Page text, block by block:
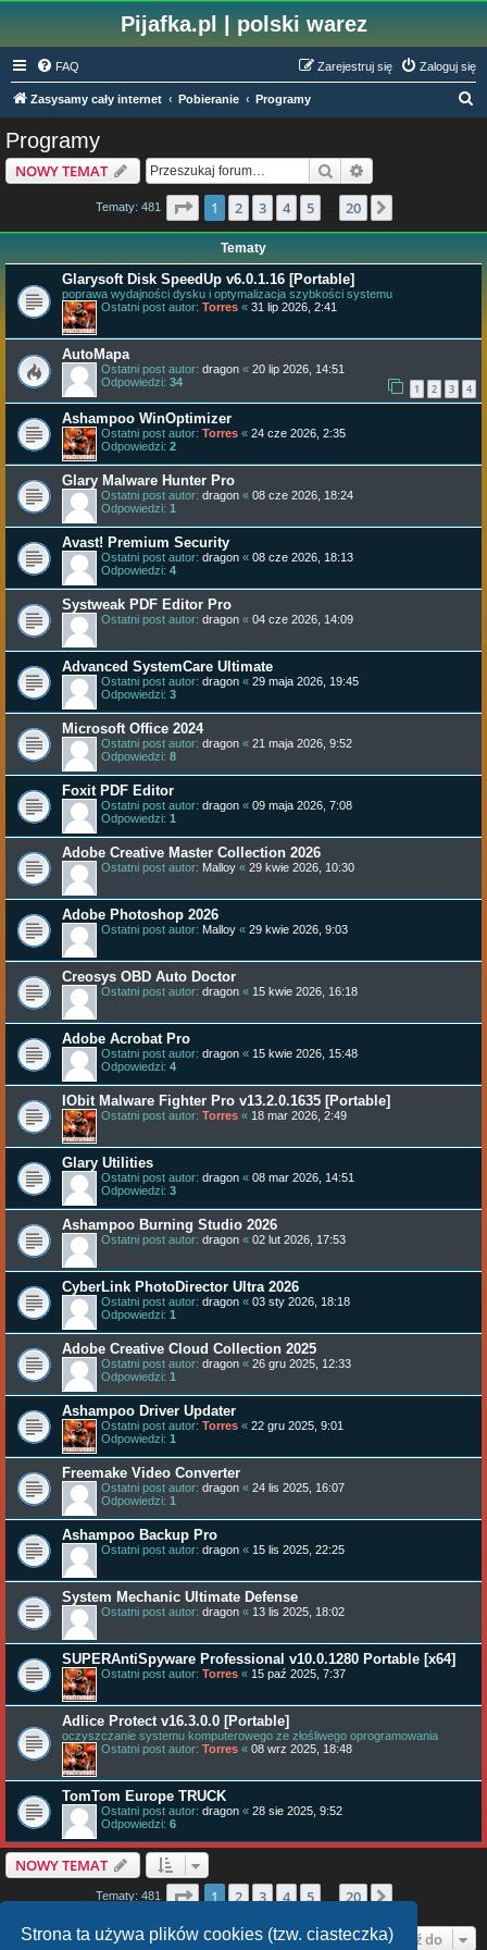
Strona ta używa plików cookies (tzw. ciasteczka)
Pijafka.pl | polski warez
FAQ Zaloguj się
Zarejestruj się
Zasysamy cały internet Pobieranie Programy
Programy
NOWY TEMAT Szukaj
Tematy: 481 Strona1 z20
1 2 3 4 5 20
Tematy
Glarysoft Disk SpeedUp v6.0.1.16 [Portable]
poprawa wydajności dysku i optymalizacja szybkości systemu
Ostatni post autor: Torres « 31 lip 2026, 2:41
AutoMapa
Ostatni post autor: dragon « 20 lip 2026, 14:51
Odpowiedzi: 34 1 2 3 4
Ashampoo WinOptimizer
Ostatni post autor: Torres « 24 cze 2026, 2:35
Odpowiedzi: 2
Glary Malware Hunter Pro
Ostatni post autor: dragon « 08 cze 2026, 18:24
Odpowiedzi: 1
Avast! Premium Security
Ostatni post autor: dragon « 08 cze 2026, 18:13
Odpowiedzi: 4
Systweak PDF Editor Pro
Ostatni post autor: dragon « 04 cze 2026, 14:09
Advanced SystemCare Ultimate
Ostatni post autor: dragon « 29 maja 2026, 19:45
Odpowiedzi: 3
Microsoft Office 2024
Ostatni post autor: dragon « 21 maja 2026, 9:52
Odpowiedzi: 8
Foxit PDF Editor
Ostatni post autor: dragon « 09 maja 2026, 7:08
Odpowiedzi: 1
Adobe Creative Master Collection 2026
Ostatni post autor: Malloy « 29 kwie 2026, 10:30
Adobe Photoshop 2026
Ostatni post autor: Malloy « 29 kwie 2026, 9:03
Creosys OBD Auto Doctor
Ostatni post autor: dragon « 15 kwie 2026, 16:18
Adobe Acrobat Pro
Ostatni post autor: dragon « 15 kwie 2026, 15:48
Odpowiedzi: 4
IObit Malware Fighter Pro v13.2.0.1635 [Portable]
Ostatni post autor: Torres « 18 mar 2026, 2:49
Glary Utilities
Ostatni post autor: dragon « 08 mar 2026, 14:51
Odpowiedzi: 3
Ashampoo Burning Studio 2026
Ostatni post autor: dragon « 02 lut 2026, 17:53
CyberLink PhotoDirector Ultra 2026
Ostatni post autor: dragon « 03 sty 2026, 18:18
Odpowiedzi: 1
Adobe Creative Cloud Collection 2025
Ostatni post autor: dragon « 26 gru 2025, 12:33
Odpowiedzi: 1
Ashampoo Driver Updater
Ostatni post autor: Torres « 22 gru 2025, 9:01
Odpowiedzi: 1
Freemake Video Converter
Ostatni post autor: dragon « 24 lis 2025, 16:07
Odpowiedzi: 1
Ashampoo Backup Pro
Ostatni post autor: dragon « 15 lis 2025, 22:25
System Mechanic Ultimate Defense
Ostatni post autor: dragon « 13 lis 2025, 18:02
SUPERAntiSpyware Professional v10.0.1280 Portable [x64]
Ostatni post autor: Torres « 15 paź 2025, 7:37
Adlice Protect v16.3.0.0 [Portable]
oczyszczanie systemu komputerowego ze złośliwego oprogramowania
Ostatni post autor: Torres « 08 wrz 2025, 18:48
TomTom Europe TRUCK
Ostatni post autor: dragon « 28 sie 2025, 9:52
Odpowiedzi: 6
NOWY TEMAT
Tematy: 481 Strona1 z20
1 2 3 4 5 20 Następna
Przejdź do